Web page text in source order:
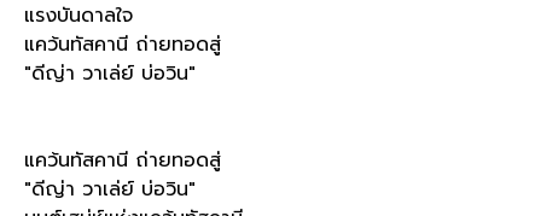
แรงบันดาลใจ
แคว้นทัสคานี ถ่ายทอดสู่
"ดีญ่า วาเล่ย์ บ่อวิน"
แคว้นทัสคานี ถ่ายทอดสู่
"ดีญ่า วาเล่ย์ บ่อวิน"